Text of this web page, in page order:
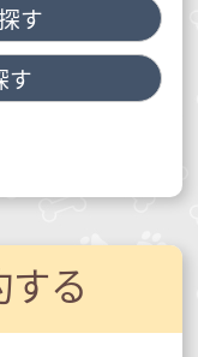
す
す
る